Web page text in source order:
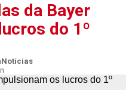
da Bayer
do 1º
Notícias